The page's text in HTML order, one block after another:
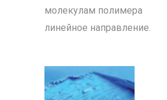
молекулам полимера
линейное направление.